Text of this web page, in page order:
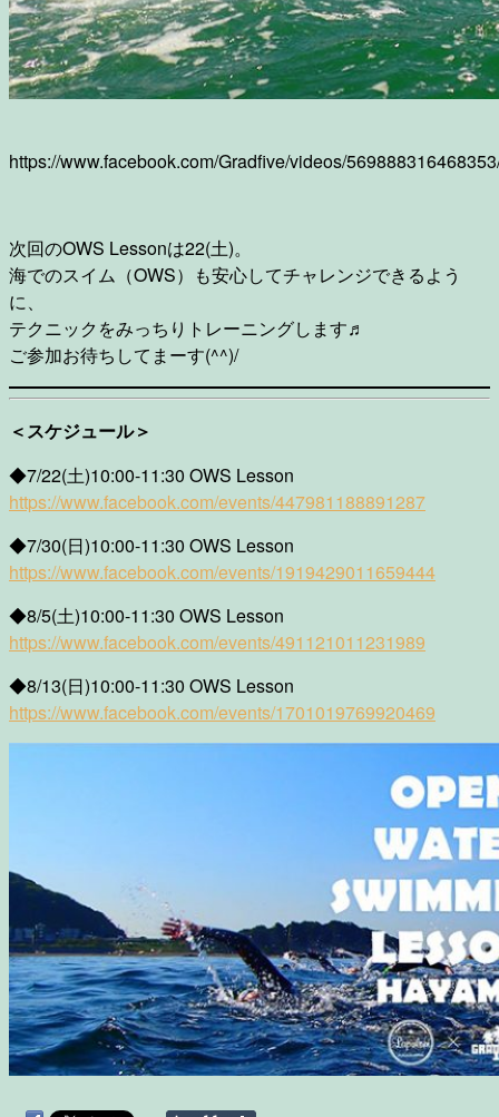
https://www.facebook.com/Gradfive/videos/
次回のOWS Lessonは22(土)。
海でのスイム（OWS）も安心してチャレンジできるよう
に、
テクニックをみっちりトレーニングします♬
ご参加お待ちしてまーす(^^)/
＜スケジュール＞
◆7/22(土)10:00-11:30 OWS Lesson
https://www.facebook.com/events/447981188891287
◆7/30(日)10:00-11:30 OWS Lesson
https://www.facebook.com/events/1919429011659444
◆8/5(土)10:00-11:30 OWS Lesson
https://www.facebook.com/events/491121011231989
◆8/13(日)10:00-11:30 OWS Lesson
https://www.facebook.com/events/1701019769920469